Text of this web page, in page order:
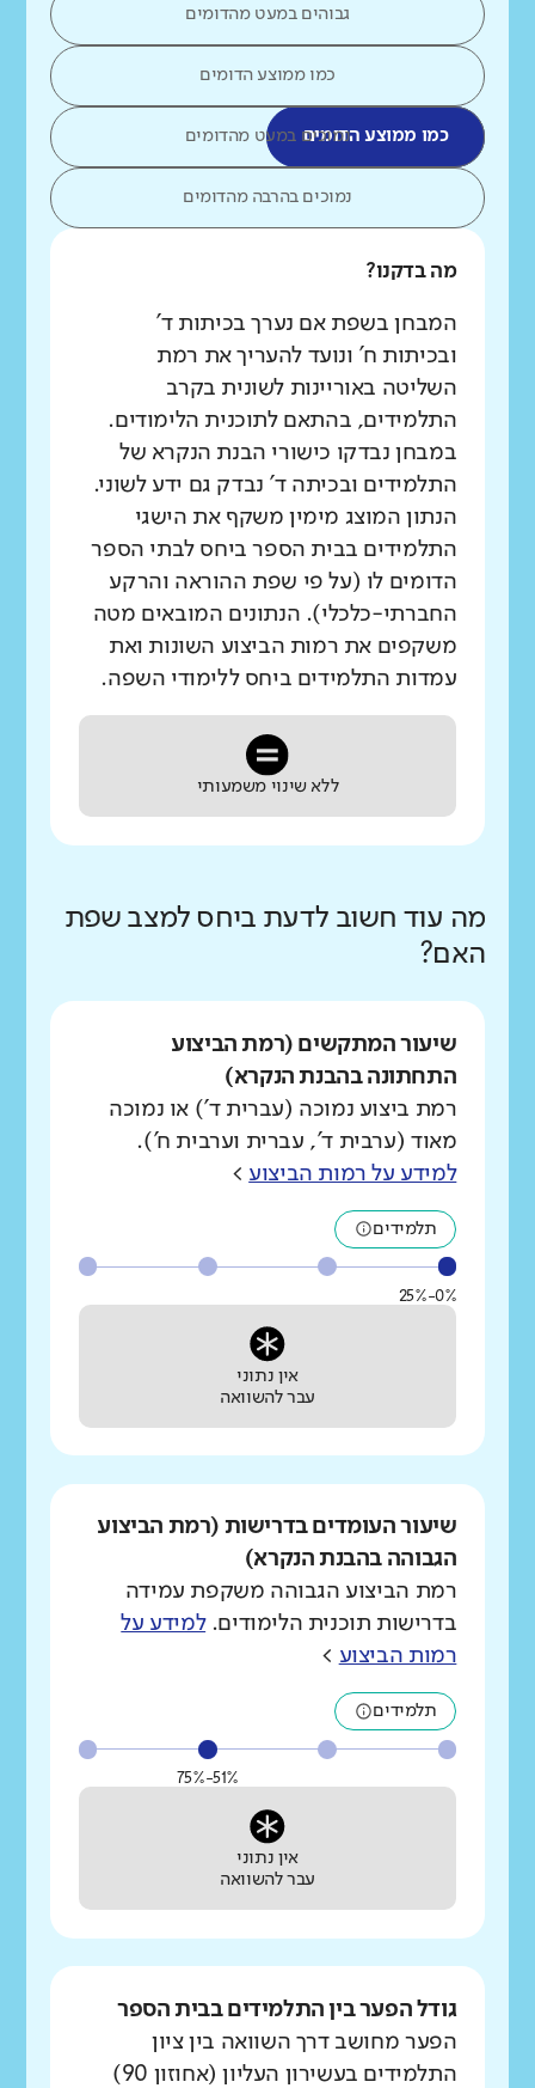
גבוהים במעט מהדומים
כמו ממוצע הדומים
כמו ממוצע הדומיםנמוכים במעט מהדומים
נמוכים בהרבה מהדומים
מה בדקנו?
המבחן בשפת אם נערך בכיתות ד'
ובכיתות ח' ונועד להעריך את רמת
השליטה באוריינות לשונית בקרב
התלמידים, בהתאם לתוכנית הלימודים.
במבחן נבדקו כישורי הבנת הנקרא של
התלמידים ובכיתה ד' נבדק גם ידע לשוני.
הנתון המוצג מימין משקף את הישגי
התלמידים בבית הספר ביחס לבתי הספר
הדומים לו (על פי שפת ההוראה והרקע
החברתי-כלכלי). הנתונים המובאים מטה
משקפים את רמות הביצוע השונות ואת
עמדות התלמידים ביחס ללימודי השפה.
ללא שינוי משמעותי
מה עוד חשוב לדעת ביחס למצב שפת
האם?
שיעור המתקשים (רמת הביצוע
התחתונה בהבנת הנקרא)
רמת ביצוע נמוכה (עברית ד') או נמוכה
מאוד (ערבית ד', עברית וערבית ח').
למידע על רמות הביצוע >
תלמידים
0%-25%
אין נתוני
עבר להשוואה
שיעור העומדים בדרישות (רמת הביצוע
הגבוהה בהבנת הנקרא)
רמת הביצוע הגבוהה משקפת עמידה
בדרישות תוכנית הלימודים.למידע על
רמות הביצוע >
תלמידים
51%-75%
אין נתוני
עבר להשוואה
גודל הפער בין התלמידים בבית הספר
הפער מחושב דרך השוואה בין ציון
התלמידים בעשירון העליון (אחוזון 90)